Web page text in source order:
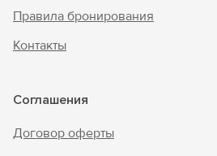
Правила бронирования
Контакты
Соглашения
Договор оферты